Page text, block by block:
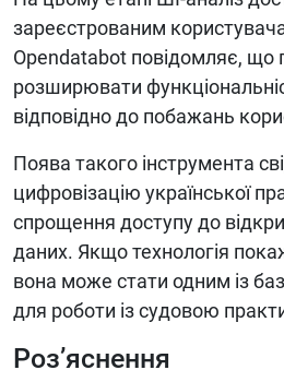
зареєстрованим
Opendatabot повідомляє, що
розширювати
відповідно до побажань
Поява такого інструмента
цифровізацію української
спрощення доступу до
даних. Якщо технологія
вона може стати одним із
для роботи із судовою
Роз’яснення